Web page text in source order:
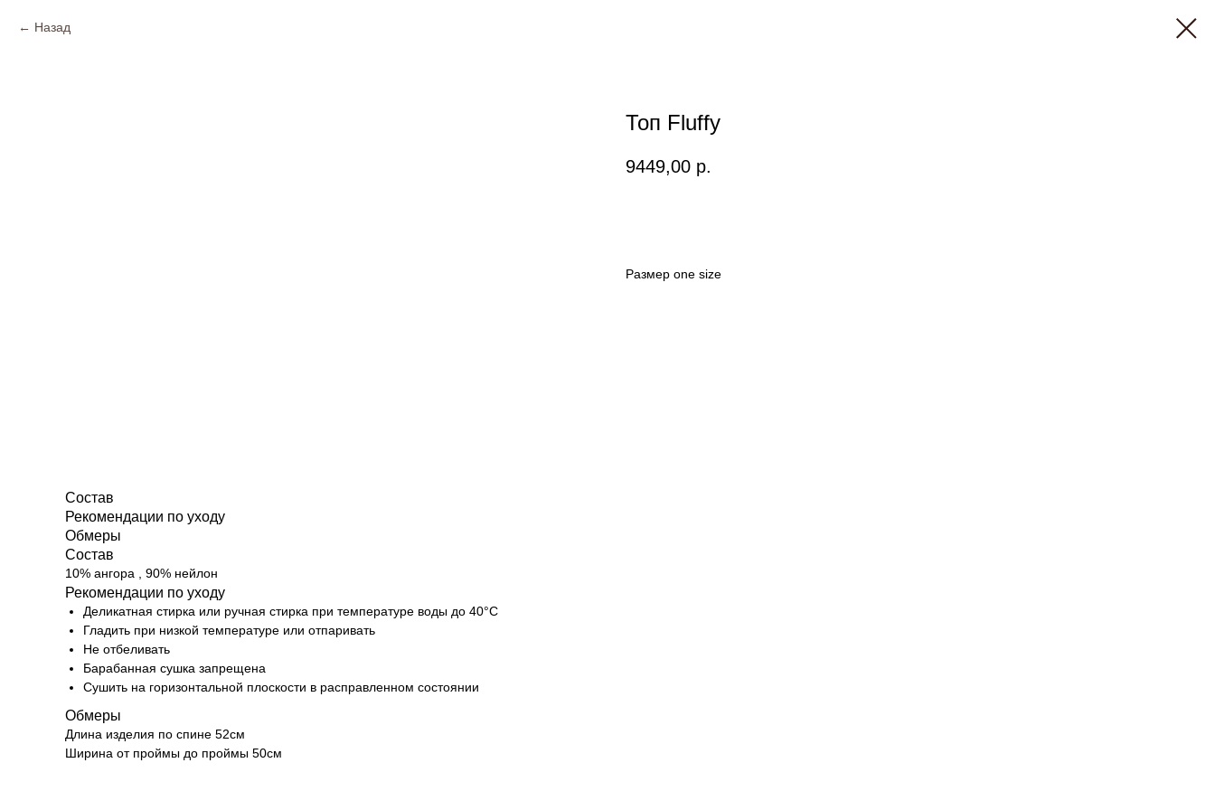
Назад
Топ Fluffy
9449,00 р.
Размер one size
Состав
Рекомендации по уходу
Обмеры
Состав
10% ангора , 90% нейлон
Рекомендации по уходу
Деликатная стирка или ручная стирка при температуре воды до 40°C
Гладить при низкой температуре или отпаривать
Не отбеливать
Барабанная сушка запрещена
Сушить на горизонтальной плоскости в расправленном состоянии
Обмеры
Длина изделия по спине 52см
Ширина от проймы до проймы 50см